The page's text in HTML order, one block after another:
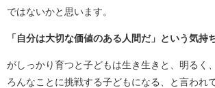
ではないかと思います。
「自分は大切な価値のある人間だ」という気持
がしっかり育つと子どもは生き生きと、明るく
ろんなことに挑戦する子どもになる、と言われ